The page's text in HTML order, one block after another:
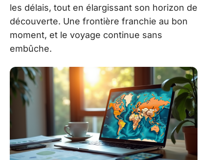
les délais, tout en élargissant son horizon de
découverte. Une frontière franchie au bon
moment, et le voyage continue sans
embûche.